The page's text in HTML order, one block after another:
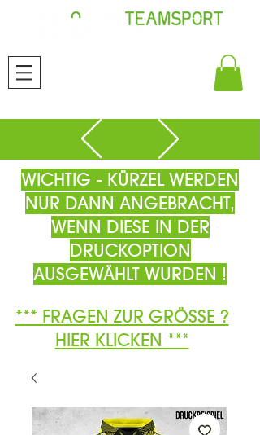
WICHTIG - KÜRZEL WERDEN
NUR DANN ANGEBRACHT,
WENN DIESE IN DER
DRUCKOPTION
AUSGEWÄHLT WURDEN !
*** FRAGEN ZUR GRÖSSE ?
HIER KLICKEN ***